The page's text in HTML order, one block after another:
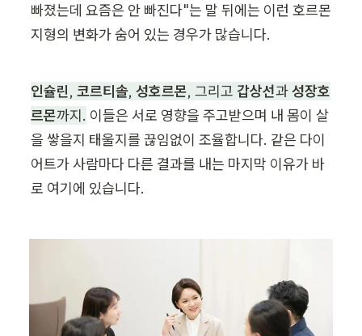
빠졌는데 요즘은 안 빠진다"는 말 뒤에는 이런 호르몬
지형의 변화가 숨어 있는 경우가 많습니다.
인슐린, 코르티솔, 성호르몬, 그리고 갑상선과 성장호
르몬까지. 이들은 서로 영향을 주고받으며 내 몸이 살
을 쌓을지 태울지를 끊임없이 조율합니다. 같은 다이
어트가 사람마다 다른 결과를 내는 마지막 이유가 바
로 여기에 있습니다.